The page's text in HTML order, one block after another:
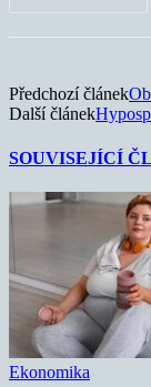
Předchozí článek
Další článek
SOUVISEJÍCÍ
Ekonomika